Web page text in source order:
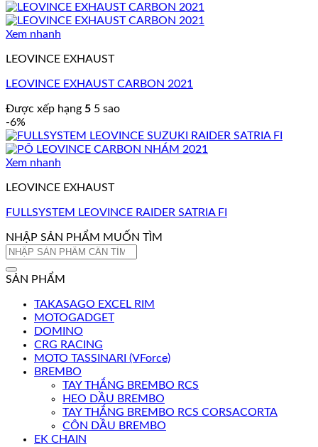
Xem nhanh
LEOVINCE EXHAUST
LEOVINCE EXHAUST CARBON 2021
Được xếp hạng 5 5 sao
-6%
Xem nhanh
LEOVINCE EXHAUST
FULLSYSTEM LEOVINCE RAIDER SATRIA FI
NHẬP SẢN PHẨM MUỐN TÌM
Tìm
SẢN PHẨM
TAKASAGO EXCEL RIM
MOTOGADGET
DOMINO
CRG RACING
MOTO TASSINARI (VForce)
BREMBO
TAY THẮNG BREMBO RCS
HEO DẦU BREMBO
TAY THẮNG BREMBO RCS CORSACORTA
CÔN DẦU BREMBO
EK CHAIN